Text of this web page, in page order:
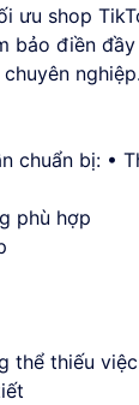
ưu shop
bảo điền
nghiệp.
chuẩn bị: •
phù hợp
thiếu